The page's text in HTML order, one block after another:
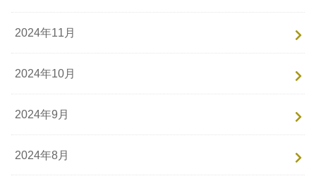
2024年11月
2024年10月
2024年9月
2024年8月